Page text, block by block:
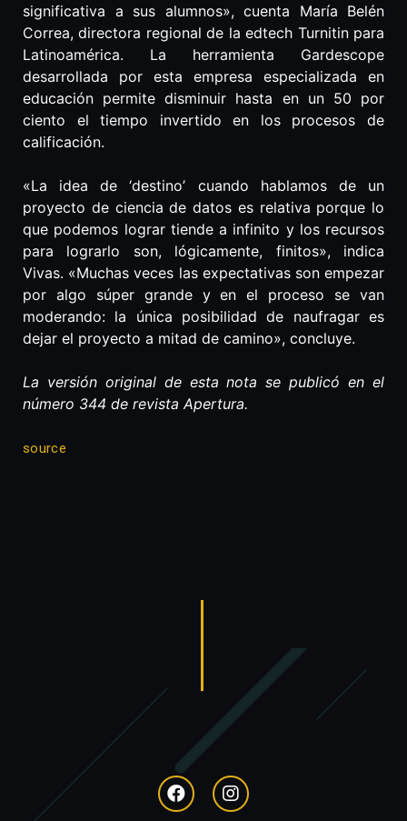
significativa a sus alumnos», cuenta María Belén
Correa, directora regional de la edtech Turnitin para
Latinoamérica. La herramienta Gardescope
desarrollada por esta empresa especializada en
educación permite disminuir hasta en un 50 por
ciento el tiempo invertido en los procesos de
calificación.
«La idea de ‘destino’ cuando hablamos de un
proyecto de ciencia de datos es relativa porque lo
que podemos lograr tiende a infinito y los recursos
para lograrlo son, lógicamente, finitos», indica
Vivas. «Muchas veces las expectativas son empezar
por algo súper grande y en el proceso se van
moderando: la única posibilidad de naufragar es
dejar el proyecto a mitad de camino», concluye.
La versión original de esta nota se publicó en el
número 344 de revista Apertura.
source